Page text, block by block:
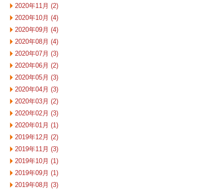
2020年11月 (2)
2020年10月 (4)
2020年09月 (4)
2020年08月 (4)
2020年07月 (3)
2020年06月 (2)
2020年05月 (3)
2020年04月 (3)
2020年03月 (2)
2020年02月 (3)
2020年01月 (1)
2019年12月 (2)
2019年11月 (3)
2019年10月 (1)
2019年09月 (1)
2019年08月 (3)